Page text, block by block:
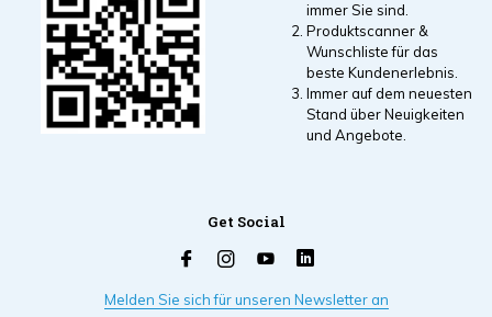
immer Sie sind.
Produktscanner &
Wunschliste für das
beste Kundenerlebnis.
Immer auf dem neuesten
Stand über Neuigkeiten
und Angebote.
Get Social
Melden Sie sich für unseren Newsletter an